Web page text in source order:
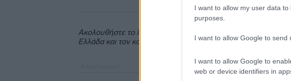
I want to allow my user data
purposes.
I want to allow Google to send
I want to allow Google to
web or device identifiers in
Ακολουθήστε το insider.gr στο Google News
Ελλάδα και τον κόσμο.